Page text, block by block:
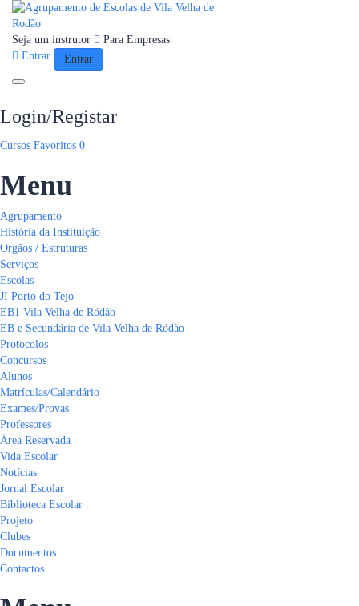
Seja um instrutor
Para Empresas
Entrar
Entrar
Login/Registar
Cursos Favoritos 0
Menu
Agrupamento
História da Instituição
Orgãos / Estruturas
Serviços
Escolas
JI Porto do Tejo
EB1 Vila Velha de Ródão
EB e Secundária de Vila Velha de Ródão
Protocolos
Concursos
Alunos
Matrículas/Calendário
Exames/Provas
Professores
Área Reservada
Vida Escolar
Notícias
Jornal Escolar
Biblioteca Escolar
Projeto
Clubes
Documentos
Contactos